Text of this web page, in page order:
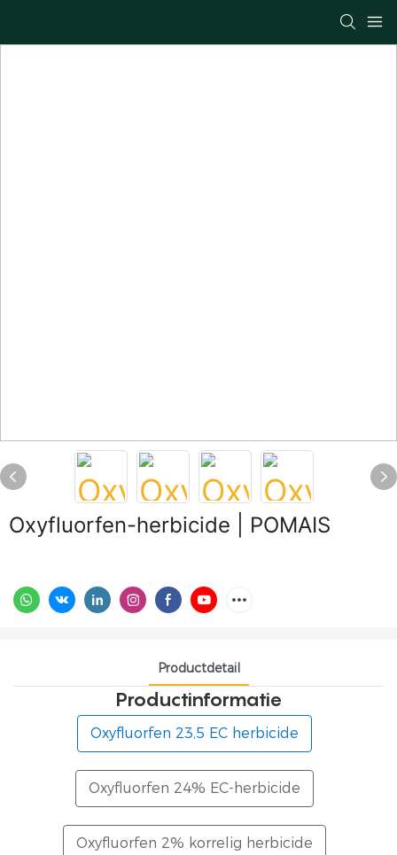
Oxyfluorfen-herbicide | POMAIS
Productdetail
Productinformatie
Oxyfluorfen 23,5 EC herbicide
Oxyfluorfen 24% EC-herbicide
Oxyfluorfen 2% korrelig herbicide